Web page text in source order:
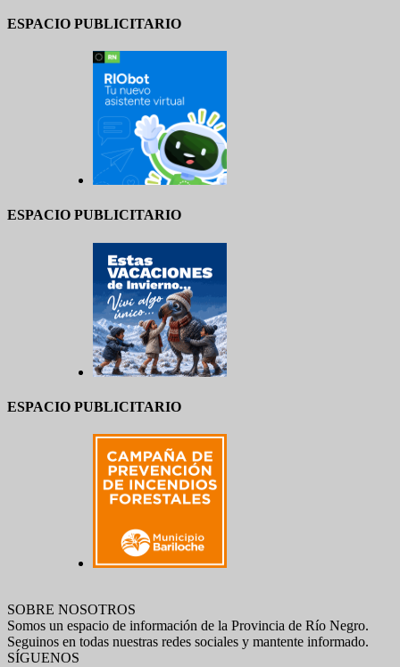
ESPACIO PUBLICITARIO
ESPACIO PUBLICITARIO
ESPACIO PUBLICITARIO
SOBRE NOSOTROS
Somos un espacio de información de la Provincia de Río Negro.
Seguinos en todas nuestras redes sociales y mantente informado.
SÍGUENOS